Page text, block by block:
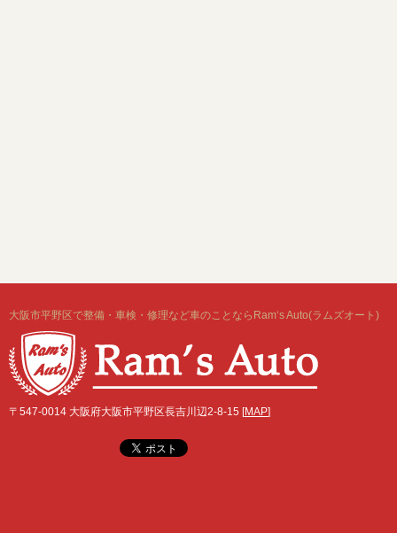
大阪市平野区で整備・車検・修理など車のことならRam‘s Auto(ラムズオート)
〒547-0014 大阪府大阪市平野区長吉川辺2-8-15 [MAP]